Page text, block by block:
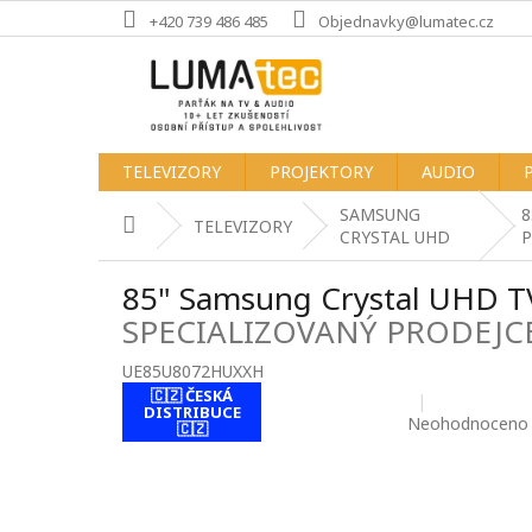
na
+420 739 486 485 Objednavky@lumatec.cz
TELEVIZORY PROJEKTORY AUDIO
Domů TELEVIZORY
SAMSUNG
CRYSTAL UHD
85" Samsung Crystal UHD
SPECIALIZOVANÝ
UE85U8072HUXXH
🇨🇿 ČESKÁ
DISTRIBUCE
🇨🇿
Průměrné
Neohodnoceno